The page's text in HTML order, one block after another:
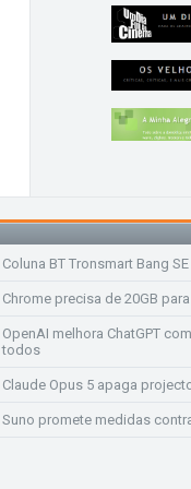
Coluna BT Tronsmart Bang SE
Chrome precisa de 20GB
OpenAI melhora ChatGPT
todos
Claude Opus 5 apaga
Suno promete medidas